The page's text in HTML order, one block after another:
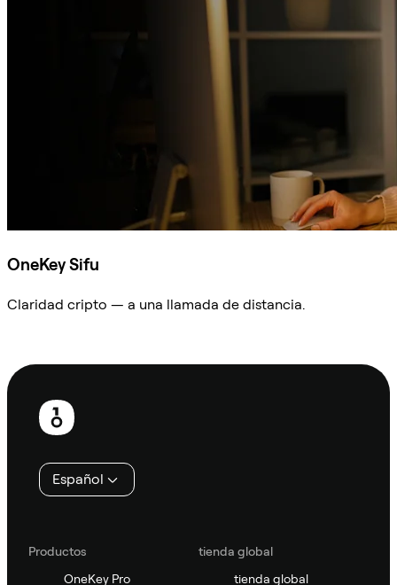
OneKey Sifu
Claridad cripto — a una llamada de distancia.
Pie
página
Español
Productos
OneKey Pro
tienda global
tienda global